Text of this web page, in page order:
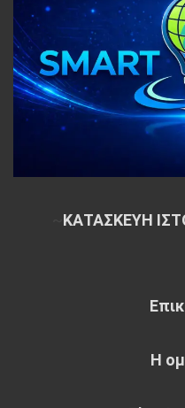
ΚΑΤΑΣΚΕΥΗ
Η